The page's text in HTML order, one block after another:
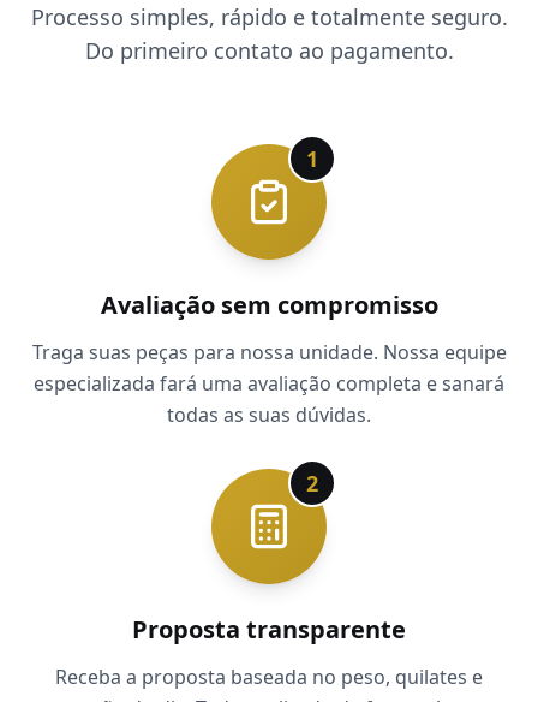
Processo simples, rápido e totalmente seguro.
Do primeiro contato ao pagamento.
1
Avaliação sem compromisso
Traga suas peças para nossa unidade. Nossa equipe
especializada fará uma avaliação completa e sanará
todas as suas dúvidas.
2
Proposta transparente
Receba a proposta baseada no peso, quilates e